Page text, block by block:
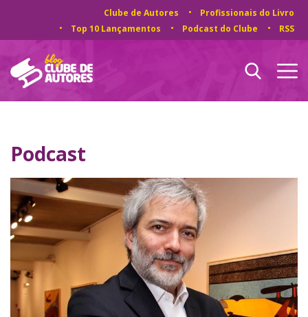
Clube de Autores
Profissionais do Livro
Top 10 Lançamentos
Podcast do Clube RSS
Podcast